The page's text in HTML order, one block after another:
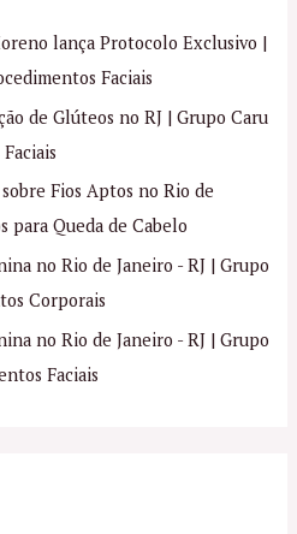
lança Protocolo Exclusivo |
Faciais
de Glúteos no RJ | Grupo Caru
Fios Aptos no Rio de
para Queda de Cabelo
no Rio de Janeiro - RJ | Grupo
Corporais
no Rio de Janeiro - RJ | Grupo
Faciais